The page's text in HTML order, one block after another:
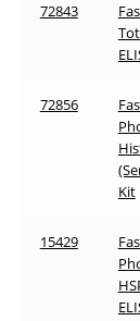
72843
72856
Kit
15429